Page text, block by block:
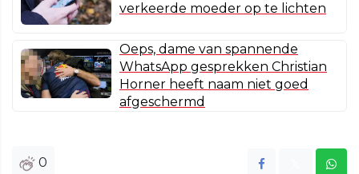
verkeerde moeder op te lichten
Oeps, dame van spannende
WhatsApp gesprekken Christian
Horner heeft naam niet goed
afgeschermd
0